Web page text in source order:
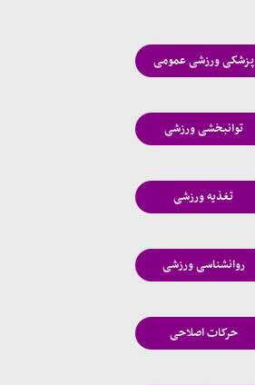
پزشکی ورزشی عمومی
توانبخشی ورزشی
تغذیه ورزشی
روانشناسی ورزشی
حرکات اصلاحی